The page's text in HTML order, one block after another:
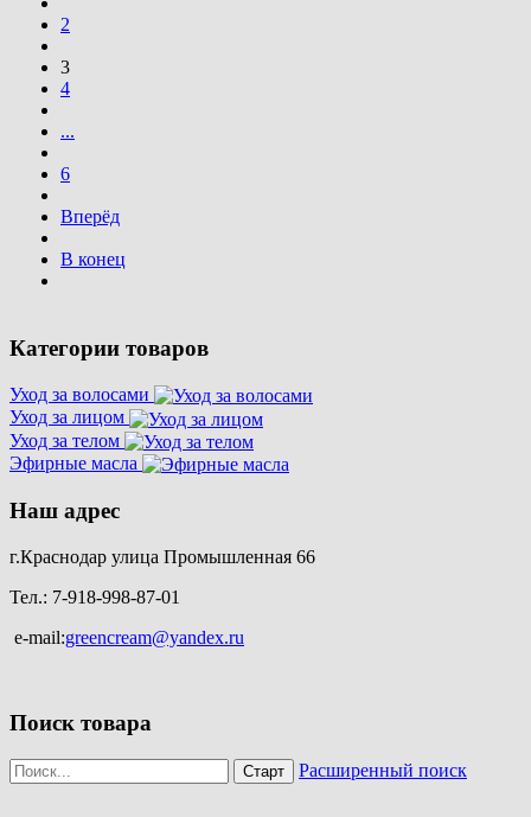
2
3
4
...
6
Вперёд
В конец
Категории товаров
Уход за волосами
Уход за лицом
Уход за телом
Эфирные масла
Наш адрес
г.Краснодар улица Промышленная 66
Тел.: 7-918-998-87-01
e-mail:greencream@yandex.ru
Поиск товара
Расширенный поиск